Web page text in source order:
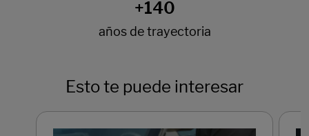
Esto te puede interesar